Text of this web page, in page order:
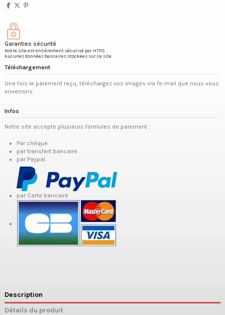
Garanties sécurité
Notre site est entièrement sécurisé par HTPS
Aucunes données bancaires stockées sur ce site
Téléchargement
Une fois le paiement reçu, téléchargez vos images via l'e-mail que nous vous
enverrons.
Infos
Notre site accepte plusieurs formules de paiement :
Par chèque
par transfert bancaire
par Paypal
par Carte bancaire
Description
Détails du produit